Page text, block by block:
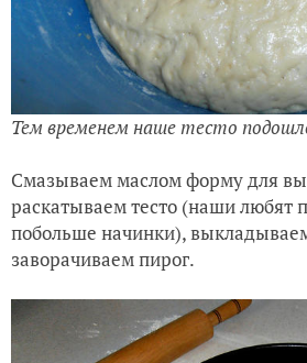
Тем временем наше тесто
Смазываем маслом форму для
раскатываем тесто (наши любят
побольше начинки),
заворачиваем пирог.